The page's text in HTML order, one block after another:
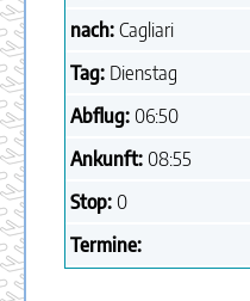
nach: Cagliari
Tag: Dienstag
Abflug: 06:50
Ankunft: 08:55
Stop: 0
Termine: